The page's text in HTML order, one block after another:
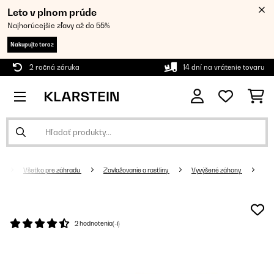
Leto v plnom prúde
Najhorúcejšie zľavy až do 55%
Nakupujte teraz
2 ročná záruka 14 dní na vrátenie tovaru
Všetko pre záhradu Zavlažovanie a rastliny Vyvýšené záhony
2 hodnotenia(-í)